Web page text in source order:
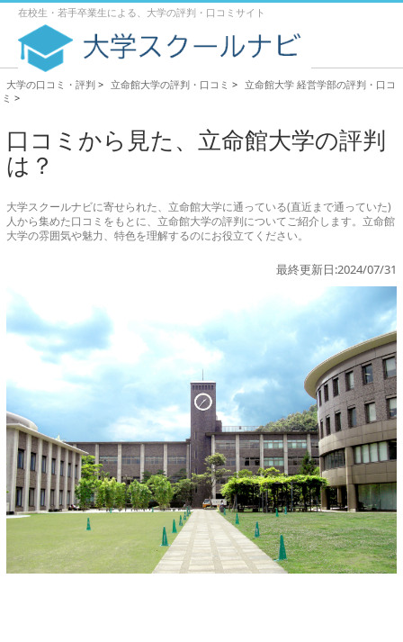
在校生・若手卒業生による、大学の評判・口コミサイト
大学の口コミ・評判 > 立命館大学の評判・口コミ > 立命館大学 経営学部の評判・口コ
ミ >
口コミから見た、立命館大学の評判
は？
大学スクールナビに寄せられた、立命館大学に通っている(直近まで通っていた)
人から集めた口コミをもとに、立命館大学の評判についてご紹介します。立命館
大学の雰囲気や魅力、特色を理解するのにお役立てください。
最終更新日:2024/07/31